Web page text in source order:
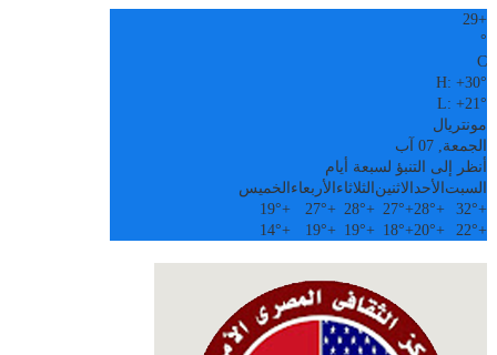
+
29
°
C
H:+30°
L:+21°
مونتريال
الجمعة, 07 آب
أنظر إلى التنبؤ لسبعة أيام
السبت الأحدالاثنين الثلاثاء الأربعاء الخميس
+
32°
+
28°
+
27°
+
28°
+
27°
+
19°
+
22°
+
20°
+
18°
+
19°
+
19°
+
14°